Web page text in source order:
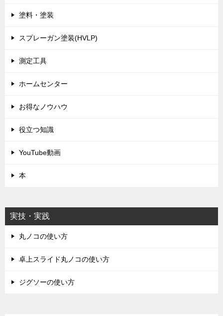
塗料・塗装
スプレーガン塗装(HVLP)
測定工具
ホームセンター
お得なノウハウ
役立つ知識
YouTube動画
本
実技・実践
丸ノコの使い方
卓上スライド丸ノコの使い方
ジグソーの使い方